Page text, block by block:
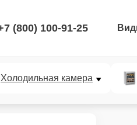
(800) 100-91-25
Холодильная камера